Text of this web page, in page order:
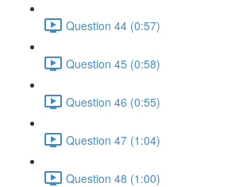
Question 44 (0:57)
Question 45 (0:58)
Question 46 (0:55)
Question 47 (1:04)
Question 48 (1:00)